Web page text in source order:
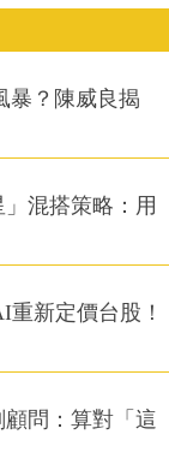
暴？陳威良揭
混搭策略：用
重新定價台股！
問：算對「這